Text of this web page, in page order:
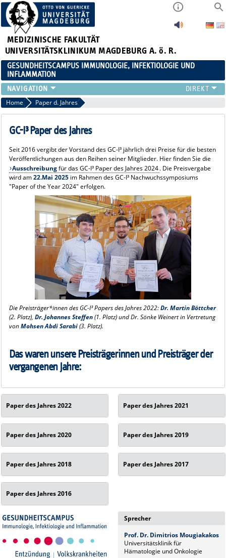
MEDIZINISCHE FAKULTÄT
UNIVERSITÄTSKLINIKUM MAGDEBURG A. ö. R.
GESUNDHEITSCAMPUS IMMUNOLOGIE, INFEKTIOLOGIE UND
INFLAMMATION
ÜBER UNS
MITGLIEDER
PAPER D. JAHRES
YOUNG ACADEMY
VERANSTALTUNGEN
LINKS
KONTAKT
Home Paper d. Jahres
GC-I³ Paper des Jahres
Seit 2016 vergibt der Vorstand des GC-I³ jährlich drei Preise für die besten
Veröffentlichungen aus den Reihen seiner Mitglieder. Hier finden Sie die
Ausschreibungfür das GC-I³ Paper des Jahres 2024. Die Preisvergabe
wird am22.Mai 2025im Rahmen des GC-I³ Nachwuchssymposiums
"Paper of the Year 2024" erfolgen.
Die Preisträger*innen des GC-I³ Papers des Jahres 2022:Dr. Martin Böttcher
(2. Platz), Dr. Johannes Steffen(1. Platz) und Dr. Sönke Weinert in Vertretung
vonMohsen Abdi Sarabi(3. Platz).
Das waren unsere Preisträgerinnen und Preisträger der
vergangenen Jahre:
Paper des Jahres 2022 Paper des Jahres 2021
Paper des Jahres 2020 Paper des Jahres 2019
Paper des Jahres 2018 Paper des Jahres 2017
Paper des Jahres 2016
Sprecher
Prof. Dr. Dimitrios Mougiakakos
Universitätsklinik für
Hämatologie und Onkologie